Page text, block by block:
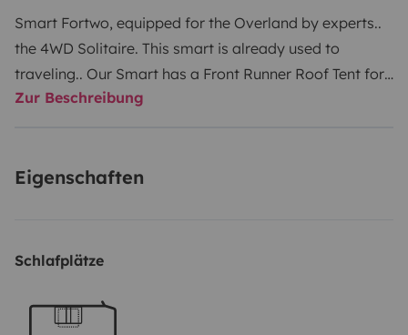
Smart Fortwo, equipped for the Overland by experts..
the 4WD Solitaire. This smart is already used to
traveling.. Our Smart has a Front Runner Roof Tent for
two people, 25L 12V refrigerator, kitchen equipment
country.
Zur Beschreibung
Eigenschaften
Schlafplätze